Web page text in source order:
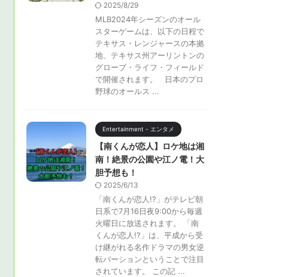
2025/8/29
MLB2024年シーズンのオール
スターゲームは、以下の日程で
テキサス・レンジャースの本拠
地、テキサス州アーリントンの
グローブ・ライフ・フィールド
で開催されます。 日本のプロ
野球のオールス ...
Entertainment - エンタメ
【南くんが恋人】ロケ地は湘
南！絶景の公園や江ノ電！大
胆予想も！
2025/6/13
「南くんが恋人!?」がテレビ朝
日系で7月16日夜9:00から毎週
火曜日に放送されます。 「南
くんが恋人!?」は、平成から受
け継がれる名作ドラマの男女逆
転バーションということで注目
されています。 この記 ...